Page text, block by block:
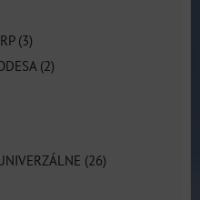
(3)
(2)
(26)